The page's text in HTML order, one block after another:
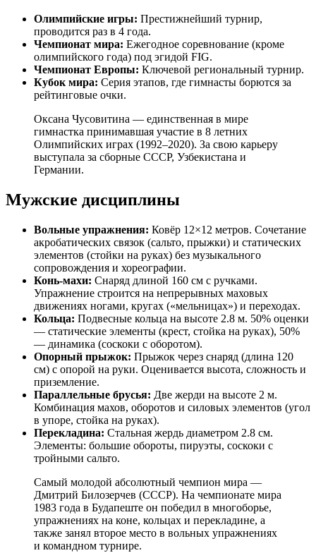
Олимпийские игры: Престижнейший турнир,
проводится раз в 4 года.
Чемпионат мира: Ежегодное соревнование (кроме
олимпийского года) под эгидой FIG.
Чемпионат Европы: Ключевой региональный турнир.
Кубок мира: Серия этапов, где гимнасты борются за
рейтинговые очки.
Оксана Чусовитина — единственная в мире
гимнастка принимавшая участие в 8 летних
Олимпийских играх (1992–2020). За свою карьеру
выступала за сборные СССР, Узбекистана и
Германии.
Мужские дисциплины
Вольные упражнения: Ковёр 12×12 метров. Сочетание
акробатических связок (сальто, прыжки) и статических
элементов (стойки на руках) без музыкального
сопровождения и хореографии.
Конь-махи: Снаряд длиной 160 см с ручками.
Упражнение строится на непрерывных маховых
движениях ногами, кругах («мельницах») и переходах.
Кольца: Подвесные кольца на высоте 2.8 м. 50% оценки
— статические элементы (крест, стойка на руках), 50%
— динамика (соскоки с оборотом).
Опорный прыжок: Прыжок через снаряд (длина 120
см) с опорой на руки. Оценивается высота, сложность и
приземление.
Параллельные брусья: Две жерди на высоте 2 м.
Комбинация махов, оборотов и силовых элементов (угол
в упоре, стойка на руках).
Перекладина: Стальная жердь диаметром 2.8 см.
Элементы: большие обороты, пируэты, соскоки с
тройными сальто.
Самый молодой абсолютный чемпион мира —
Дмитрий Билозерчев (СССР). На чемпионате мира
1983 года в Будапеште он победил в многоборье,
упражнениях на коне, кольцах и перекладине, а
также занял второе место в вольных упражнениях
и командном турнире.